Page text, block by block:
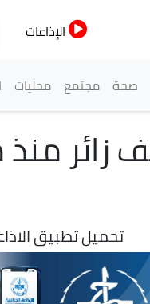
الإذاعات
صحة مجتمع محليات
تيمقاد الأثري يستقطب أزيد
تحميل تطبيق